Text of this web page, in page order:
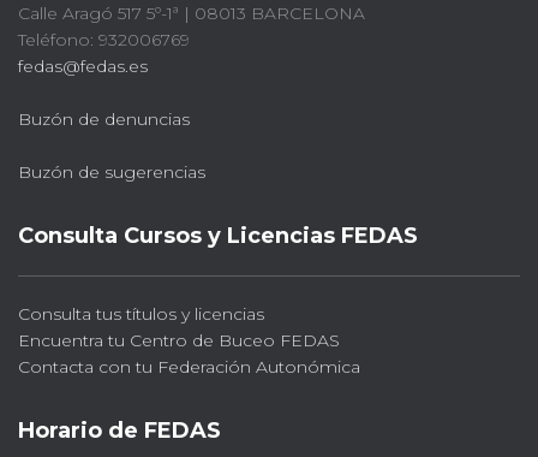
Calle Aragó 517 5º-1ª | 08013 BARCELONA
Teléfono: 932006769
fedas@fedas.es
Buzón de denuncias
Buzón de sugerencias
Consulta Cursos y Licencias FEDAS
Consulta tus títulos y licencias
Encuentra tu Centro de Buceo FEDAS
Contacta con tu Federación Autonómica
Horario de FEDAS